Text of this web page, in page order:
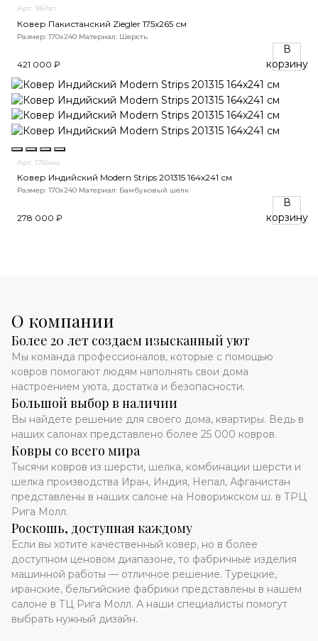
Арт. 1861ат
Ковер Пакистанский Ziegler 175x265 см
Размер: 170x240 Материал: Шерсть
421 000 ₽
В
корзину
Арт. 1765нш
Ковер Индийский Modern Strips 201315 164x241 см
Размер: 170x240 Материал: Бамбуковый шёлк
278 000 ₽
В
корзину
О компании
Более 20 лет создаем изысканный уют
Мы команда профессионалов, которые с помощью
ковров помогают людям наполнять свои дома
настроением уюта, достатка и безопасности.
Большой выбор в наличии
Вы найдете решение для своего дома, квартиры. Ведь в
наших салонах представлено более 25 000 ковров.
Ковры со всего мира
Тысячи ковров из шерсти, шелка, комбинации шерсти и
шелка производства Иран, Индия, Непал, Афганистан
представлены в наших салоне на Новорижском ш. в ТРЦ
Рига Молл.
Роскошь, доступная каждому
Если вы хотите качественный ковер, но в более
доступном ценовом диапазоне, то фабричные изделия
машинной работы — отличное решение. Турецкие,
иранские, бельгийские фабрики представлены в нашем
салоне в ТЦ Рига Молл. А наши специалисты помогут
выбрать нужный дизайн.